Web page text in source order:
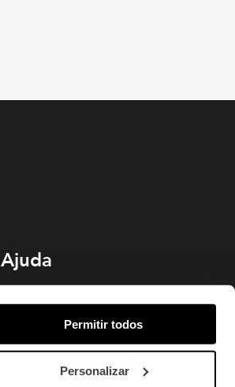
Permitir todos
Personalizar
Ajuda
Livro de Reclamações
Termos e Condições
Política de Cookies